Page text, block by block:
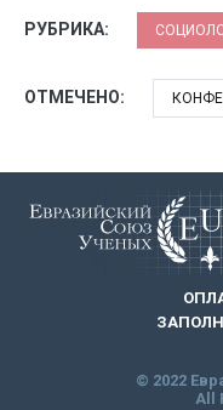
РУБРИКА:
ОТМЕЧЕНО:
© 2022
All